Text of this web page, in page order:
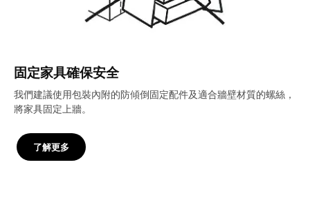
固定家具確保安全
我們建議使用包裝內附的防傾倒固定配件及適合牆壁材質的螺絲，
將家具固定上牆。
了解更多